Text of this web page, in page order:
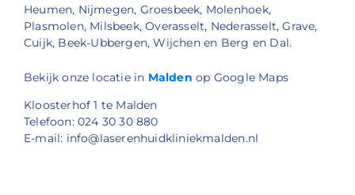
Heumen, Nijmegen, Groesbeek, Molenhoek,
Plasmolen, Milsbeek, Overasselt, Nederasselt, Grave,
Cuijk, Beek-Ubbergen, Wijchen en Berg en Dal.
Bekijk onze locatie in Malden op Google Maps
Kloosterhof 1 te Malden
Telefoon: 024 30 30 880
E-mail: info@laserenhuidkliniekmalden.nl